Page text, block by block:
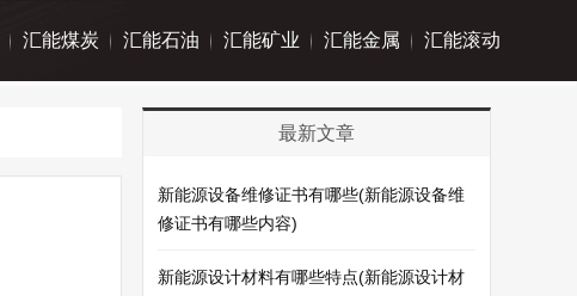
汇能煤炭 汇能石油 汇能矿业 汇能金属 汇能滚动
最新文章
新能源设备维修证书有哪些(新能源设备维
修证书有哪些内容)
新能源设计材料有哪些特点(新能源设计材